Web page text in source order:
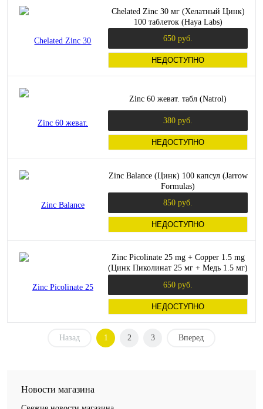
Chelated Zinc 30 мг (Хелатный Цинк)
100 таблеток (Haya Labs)
650 руб.
НЕДОСТУПНО
Zinc 60 жеват. табл (Natrol)
380 руб.
НЕДОСТУПНО
Zinc Balance (Цинк) 100 капсул (Jarrow
Formulas)
850 руб.
НЕДОСТУПНО
Zinc Picolinate 25 mg + Copper 1.5 mg
(Цинк Пиколинат 25 мг + Медь 1.5 мг)
650 руб.
НЕДОСТУПНО
Назад 1 2 3 Вперед
Новости магазина